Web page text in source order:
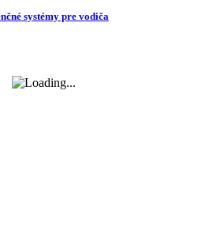
systémy pre vodiča